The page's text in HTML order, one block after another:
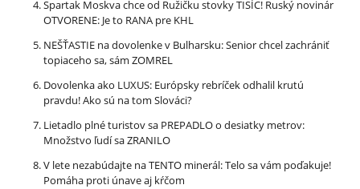
Spartak Moskva chce od Ružičku stovky TISÍC! Ruský novinár
OTVORENE: Je to RANA pre KHL
NEŠŤASTIE na dovolenke v Bulharsku: Senior chcel zachrániť
topiaceho sa, sám ZOMREL
Dovolenka ako LUXUS: Európsky rebríček odhalil krutú
pravdu! Ako sú na tom Slováci?
Lietadlo plné turistov sa PREPADLO o desiatky metrov:
Množstvo ľudí sa ZRANILO
V lete nezabúdajte na TENTO minerál: Telo sa vám poďakuje!
Pomáha proti únave aj kŕčom